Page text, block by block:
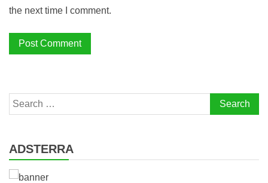
the next time I comment.
Search
for:
ADSTERRA